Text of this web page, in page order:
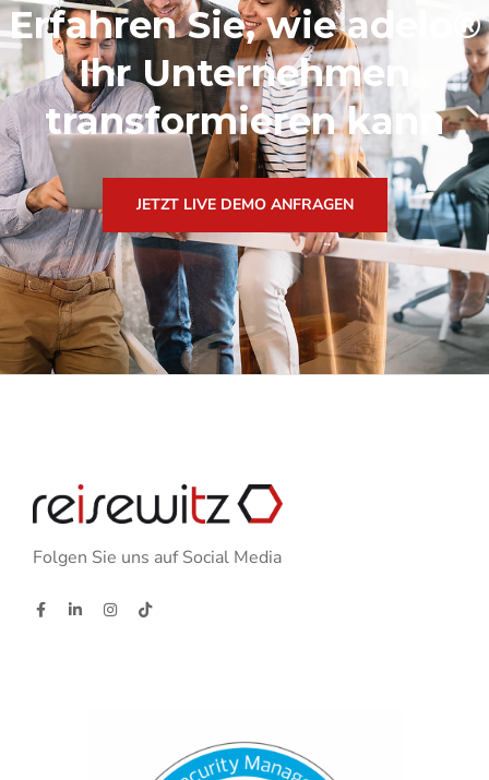
Erfahren Sie, wie adelo®
Ihr Unternehmen
transformieren kann
JETZT LIVE DEMO ANFRAGEN
Folgen Sie uns auf Social Media